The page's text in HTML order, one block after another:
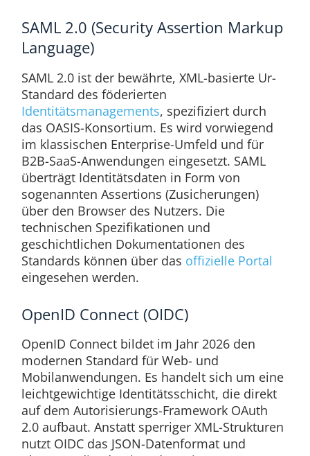
SAML 2.0 (Security Assertion Markup
Language)
SAML 2.0 ist der bewährte, XML-basierte Ur-
Standard des föderierten
Identitätsmanagements, spezifiziert durch
das OASIS-Konsortium. Es wird vorwiegend
im klassischen Enterprise-Umfeld und für
B2B-SaaS-Anwendungen eingesetzt. SAML
überträgt Identitätsdaten in Form von
sogenannten Assertions (Zusicherungen)
über den Browser des Nutzers. Die
technischen Spezifikationen und
geschichtlichen Dokumentationen des
Standards können über das offizielle Portal
eingesehen werden.
OpenID Connect (OIDC)
OpenID Connect bildet im Jahr 2026 den
modernen Standard für Web- und
Mobilanwendungen. Es handelt sich um eine
leichtgewichtige Identitätsschicht, die direkt
auf dem Autorisierungs-Framework OAuth
2.0 aufbaut. Anstatt sperriger XML-Strukturen
nutzt OIDC das JSON-Datenformat und